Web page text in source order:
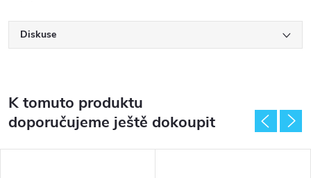
Diskuse
K tomuto produktu
doporučujeme ještě dokoupit